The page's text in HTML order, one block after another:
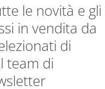
le novità e gli
in vendita da
di
team di